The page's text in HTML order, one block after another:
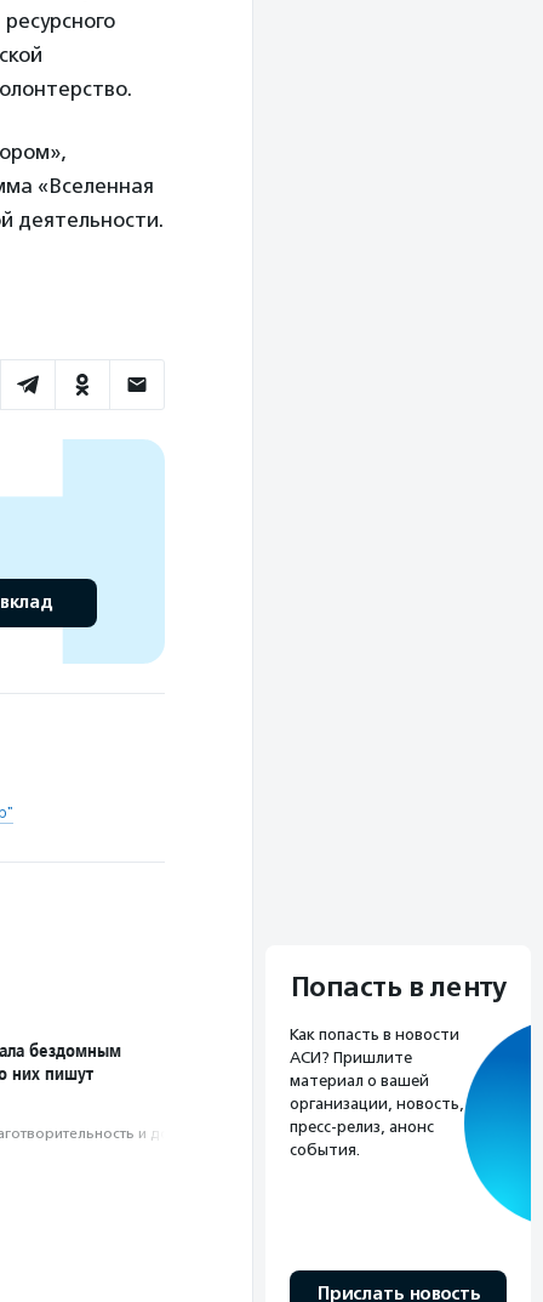
«Вселенная
деятельности.
бездомным
них пишут
и доброволь­чест­во
Попасть в ленту
Как попасть в новости
АСИ? Пришлите
материал о вашей
организации, новость,
пресс-релиз, анонс
события.
Прислать новость